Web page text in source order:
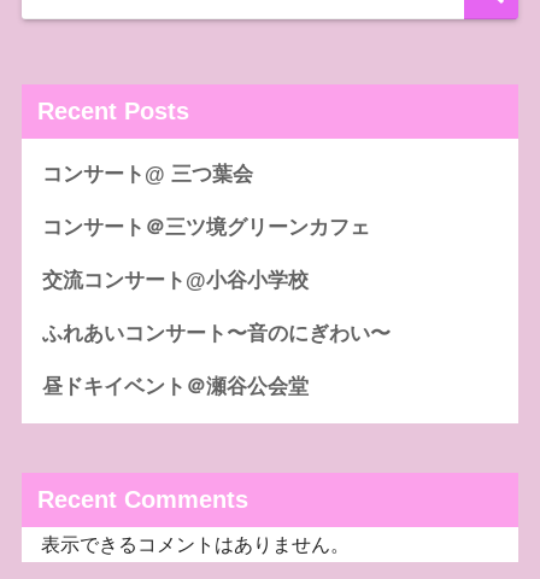
Recent Posts
コンサート@ 三つ葉会
コンサート＠三ツ境グリーンカフェ
交流コンサート@小谷小学校
ふれあいコンサート〜音のにぎわい〜
昼ドキイベント＠瀬谷公会堂
Recent Comments
表示できるコメントはありません。